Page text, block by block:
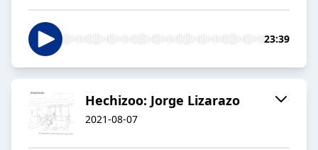
23:39
Hechizoo: Jorge Lizarazo
2021-08-07